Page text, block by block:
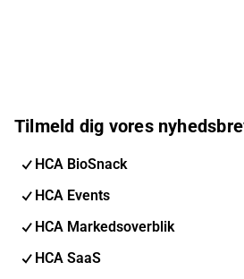
Tilmeld dig vores
HCA BioSnack
HCA Events
HCA Markedsoverblik
HCA SaaS